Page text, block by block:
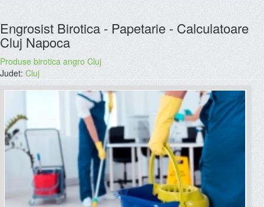
Engrosist Birotica - Papetarie - Calculatoare
Cluj Napoca
Produse birotica angro Cluj
Judet: Cluj